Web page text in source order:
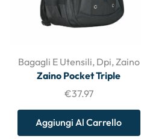
Bagagli E Utensili, Dpi, Zaino
Zaino Pocket Triple
€37.97
Aggiungi Al Carrello